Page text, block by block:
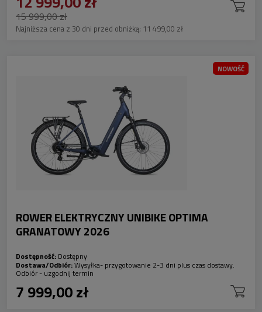
15 999,00 zł
Najniższa cena z 30 dni przed obniżką: 11 499,00 zł
ROWER ELEKTRYCZNY UNIBIKE OPTIMA
GRANATOWY 2026
Dostępność: Dostępny
Dostawa/Odbiór:Wysyłka- przygotowanie 2-3 dni plus czas dostawy.
Odbiór - uzgodnij termin
7 999,00 zł
NOWOŚĆ